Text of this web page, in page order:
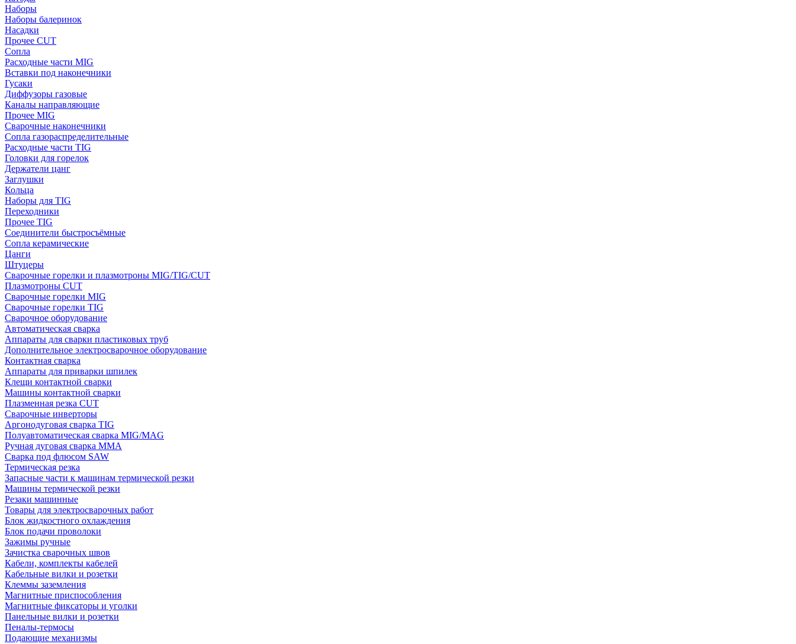
Наборы
Наборы балеринок
Насадки
Прочее CUT
Сопла
Расходные части MIG
Вставки под наконечники
Гусаки
Диффузоры газовые
Каналы направляющие
Прочее MIG
Сварочные наконечники
Сопла газораспределительные
Расходные части TIG
Головки для горелок
Держатели цанг
Заглушки
Кольца
Наборы для TIG
Переходники
Прочее TIG
Соединители быстросъёмные
Сопла керамические
Цанги
Штуцеры
Сварочные горелки и плазмотроны MIG/TIG/CUT
Плазмотроны CUT
Сварочные горелки MIG
Сварочные горелки TIG
Сварочное оборудование
Автоматическая сварка
Аппараты для сварки пластиковых труб
Дополнительное электросварочное оборудование
Контактная сварка
Аппараты для приварки шпилек
Клещи контактной сварки
Машины контактной сварки
Плазменная резка CUT
Сварочные инверторы
Аргонодуговая сварка TIG
Полуавтоматическая сварка MIG/MAG
Ручная дуговая сварка MMA
Сварка под флюсом SAW
Термическая резка
Запасные части к машинам термической резки
Машины термической резки
Резаки машинные
Товары для электросварочных работ
Блок жидкостного охлаждения
Блок подачи проволоки
Зажимы ручные
Зачистка сварочных швов
Кабели, комплекты кабелей
Кабельные вилки и розетки
Клеммы заземления
Магнитные приспособления
Магнитные фиксаторы и уголки
Панельные вилки и розетки
Пеналы-термосы
Подающие механизмы